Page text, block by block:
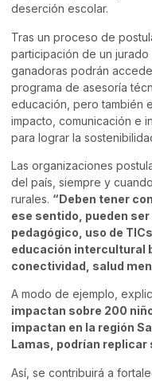
deserción escolar.
Tras un proceso de
participación de un
ganadoras podrán
programa de asesoría
educación, pero también
impacto, comunicación e
para lograr la
Las organizaciones
del país, siempre y
rurales. “Deben tener
ese sentido, pueden
pedagógico, uso de
educación intercultural
conectividad, salud
A modo de ejemplo,
impactan sobre 200
impactan en la región
Lamas, podrían replicar
Así, se contribuirá a